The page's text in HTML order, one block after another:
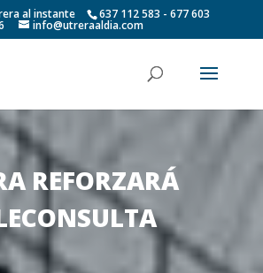
al instante 637 112 583 - 677 603
info@utreraaldia.com
REFORZARÁ